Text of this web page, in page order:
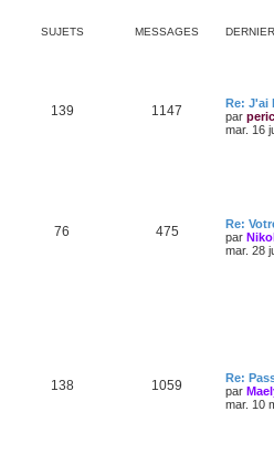
SUJETS MESSAGES
139 1147
Re: J'ai
par
mar. 16
76 475
Re:
par
mar. 28
138 1059
Re:
par
mar. 10